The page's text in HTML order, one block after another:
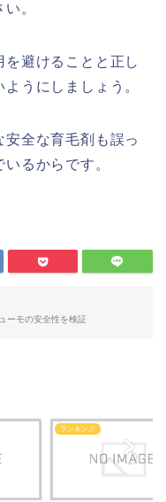
。
避けることと正し
うにしましょう。
全な育毛剤も誤っ
るからです。
ーモの安全性を検証
ランキング